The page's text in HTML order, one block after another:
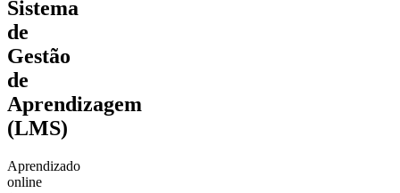
Sistema
de
Gestão
de
Aprendizagem
(LMS)
Aprendizado
online